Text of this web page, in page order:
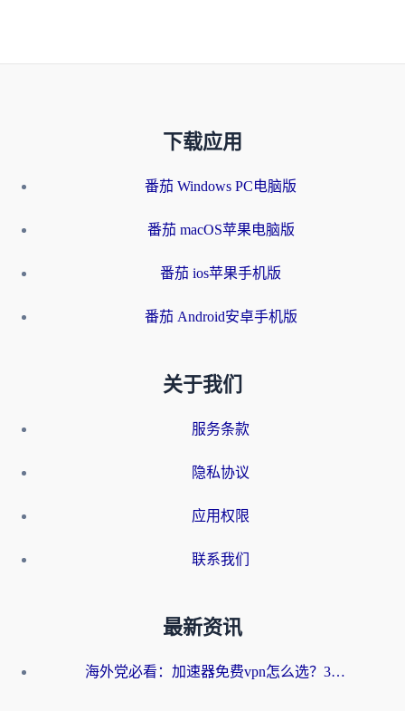
下载应用
番茄 Windows PC电脑版
番茄 macOS苹果电脑版
番茄 ios苹果手机版
番茄 Android安卓手机版
关于我们
服务条款
隐私协议
应用权限
联系我们
最新资讯
海外党必看：加速器免费vpn怎么选？3步教你无缝访问国内资源